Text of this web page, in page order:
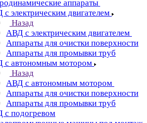
аппараты
электрическим двигателем
Назад
АВД с электрическим двигателем
Аппараты для очистки поверхности
Аппараты для промывки труб
с автономным мотором
Назад
АВД с автономным мотором
Аппараты для очистки поверхности
Аппараты для промывки труб
с подогревом